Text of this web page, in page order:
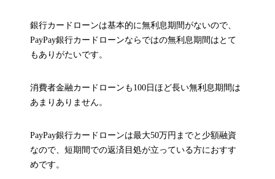
銀行カードローンは基本的に無利息期間がないので、
PayPay銀行カードローンならではの無利息期間はとて
もありがたいです。
消費者金融カードローンも100日ほど長い無利息期間は
あまりありません。
PayPay銀行カードローンは最大50万円までと少額融資
なので、短期間での返済目処が立っている方におすす
めです。